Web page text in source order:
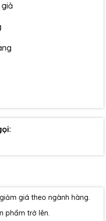
giả
giá theo ngành hàng.
phẩm trở lên.